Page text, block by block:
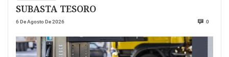
SUBASTA TESORO
6 De Agosto De 2026 0